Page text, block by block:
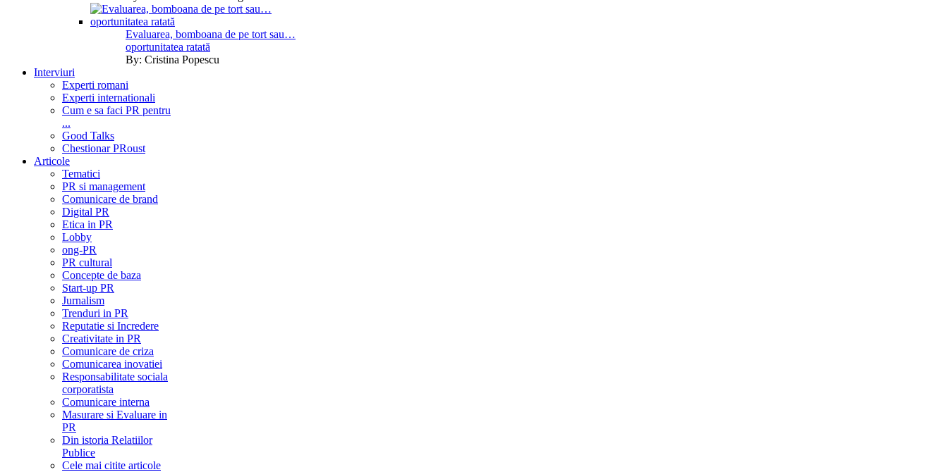
Evaluarea, bomboana de pe tort sau…
oportunitatea ratată
By: Cristina Popescu
Interviuri
Experti romani
Experti internationali
Cum e sa faci PR pentru
...
Good Talks
Chestionar PRoust
Articole
Tematici
PR si management
Comunicare de brand
Digital PR
Etica in PR
Lobby
ong-PR
PR cultural
Concepte de baza
Start-up PR
Jurnalism
Trenduri in PR
Reputatie si Incredere
Creativitate in PR
Comunicare de criza
Comunicarea inovatiei
Responsabilitate sociala
corporatista
Comunicare interna
Masurare si Evaluare in
PR
Din istoria Relatiilor
Publice
Cele mai citite articole